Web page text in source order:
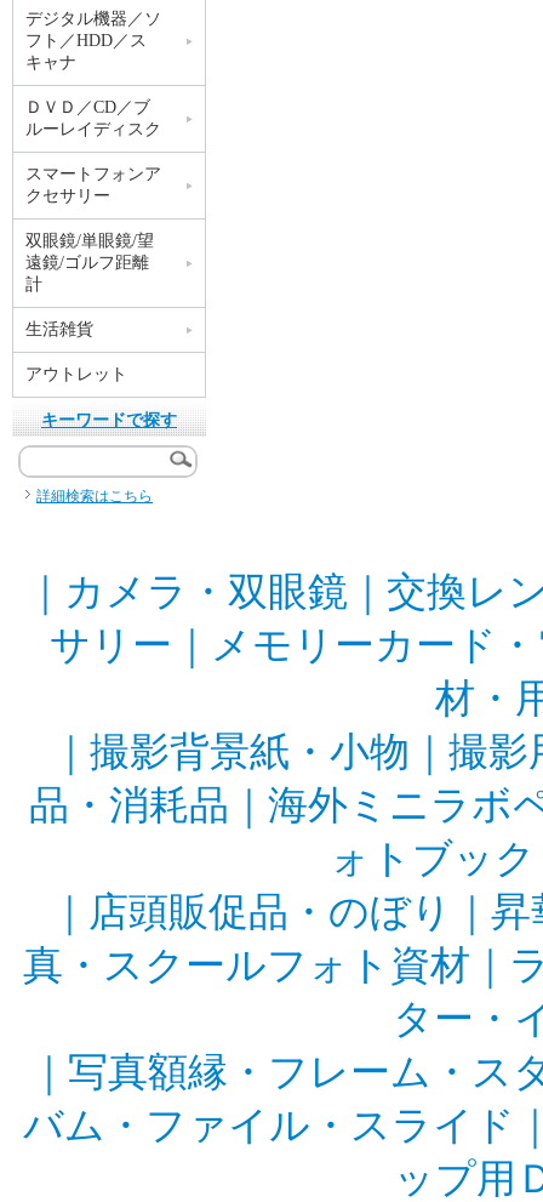
デジタル機器／ソ
フト／HDD／ス
キャナ
ＤＶＤ／CD／ブ
ルーレイディスク
スマートフォンア
クセサリー
双眼鏡/単眼鏡/望
遠鏡/ゴルフ距離
計
生活雑貨
アウトレット
キーワードで探す
詳細検索はこちら
カメラ・双眼鏡
交換レ
サリー
メモリーカード
材・
撮影背景紙・小物
撮影
品・消耗品
海外ミニラボ
ォトブッ
店頭販促品・のぼり
昇
真・スクールフォト資材
ター・
写真額縁・フレーム・ス
バム・ファイル・スライド
ップ用